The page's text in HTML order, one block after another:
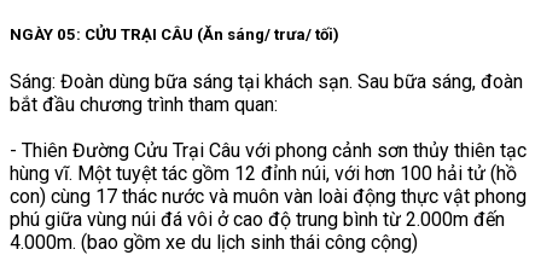
NGÀY 05: CỬU TRẠI CÂU (Ăn sáng/ trưa/ tối)
Sáng: Đoàn dùng bữa sáng tại khách sạn. Sau bữa sáng, đoàn
bắt đầu chương trình tham quan:
- Thiên Đường Cửu Trại Câu với phong cảnh sơn thủy thiên tạc
hùng vĩ. Một tuyệt tác gồm 12 đỉnh núi, với hơn 100 hải tử (hồ
con) cùng 17 thác nước và muôn vàn loài động thực vật phong
phú giữa vùng núi đá vôi ở cao độ trung bình từ 2.000m đến
4.000m. (bao gồm xe du lịch sinh thái công cộng)